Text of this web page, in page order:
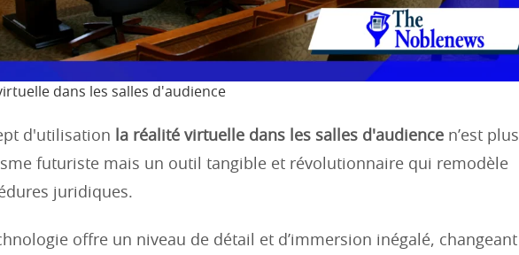
dans les salles d'audience
d'utilisation la réalité virtuelle dans les salles d'audience n’est plus
futuriste mais un outil tangible et révolutionnaire qui remodèle
juridiques.
offre un niveau de détail et d’immersion inégalé, changeant